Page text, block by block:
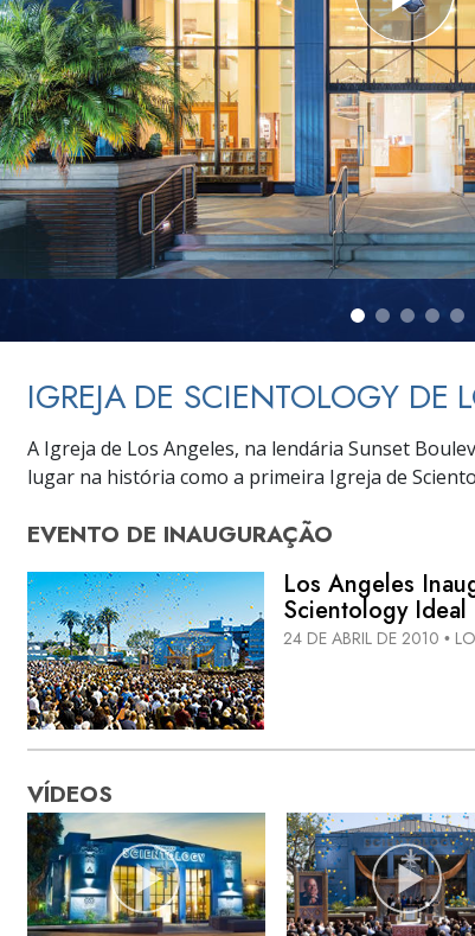
O que é a Grandeza?
IGREJA DE SCIENTOLOGY DE
A Igreja de Los Angeles, na lendária Sunset
lugar na história como a primeira Igreja de
EVENTO DE INAUGURAÇÃO
Los Angeles
Scientology Ideal
24 DE ABRIL DE 2010 •
VÍDEOS